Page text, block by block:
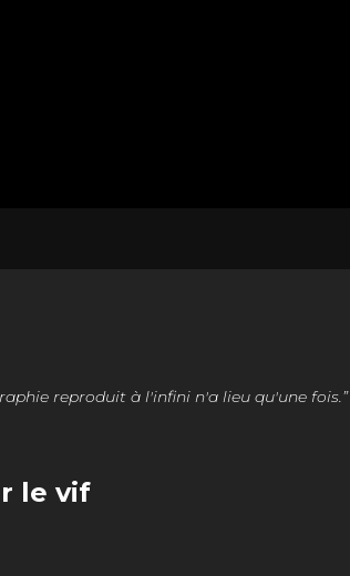
reproduit à l'infini n'a lieu qu'une fois.”
le vif